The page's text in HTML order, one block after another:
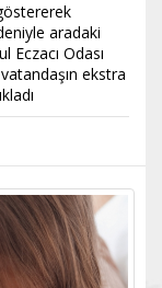
aradaki
Eczacı Odası
ekstra